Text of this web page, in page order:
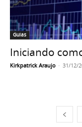
Guias
Iniciando
Kirkpatrick Araujo - 31/12/